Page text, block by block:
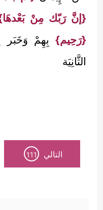
{إنَّ رَبّك مِنْ
{رَحِيم} بِهِمْ وَخَبَر
الثَّانِيَة
التالي 111